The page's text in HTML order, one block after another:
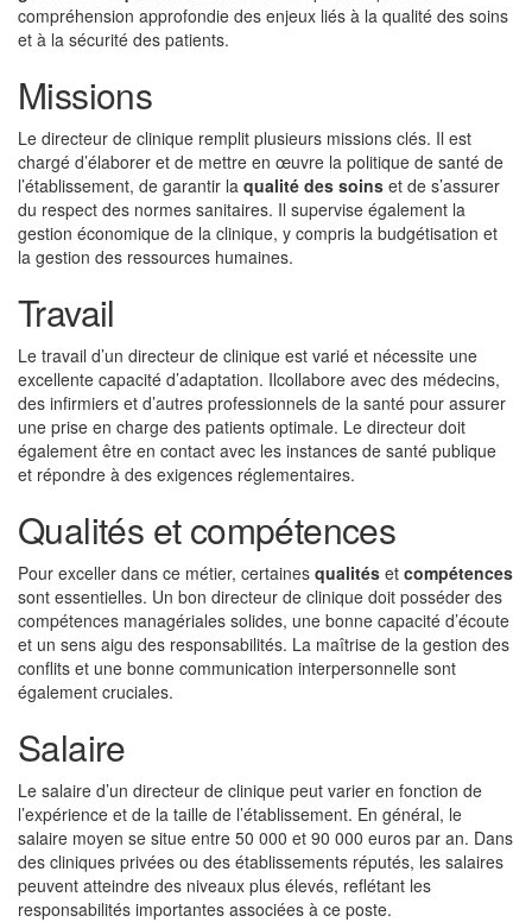
compréhension approfondie des enjeux liés à la qualité des soins
et à la sécurité des patients.
Missions
Le directeur de clinique remplit plusieurs missions clés. Il est
chargé d’élaborer et de mettre en œuvre la politique de santé de
l’établissement, de garantir la qualité des soins et de s’assurer
du respect des normes sanitaires. Il supervise également la
gestion économique de la clinique, y compris la budgétisation et
la gestion des ressources humaines.
Travail
Le travail d’un directeur de clinique est varié et nécessite une
excellente capacité d’adaptation. Ilcollabore avec des médecins,
des infirmiers et d’autres professionnels de la santé pour assurer
une prise en charge des patients optimale. Le directeur doit
également être en contact avec les instances de santé publique
et répondre à des exigences réglementaires.
Qualités et compétences
Pour exceller dans ce métier, certaines qualités et compétences
sont essentielles. Un bon directeur de clinique doit posséder des
compétences managériales solides, une bonne capacité d’écoute
et un sens aigu des responsabilités. La maîtrise de la gestion des
conflits et une bonne communication interpersonnelle sont
également cruciales.
Salaire
Le salaire d’un directeur de clinique peut varier en fonction de
l’expérience et de la taille de l’établissement. En général, le
salaire moyen se situe entre 50 000 et 90 000 euros par an. Dans
des cliniques privées ou des établissements réputés, les salaires
peuvent atteindre des niveaux plus élevés, reflétant les
responsabilités importantes associées à ce poste.